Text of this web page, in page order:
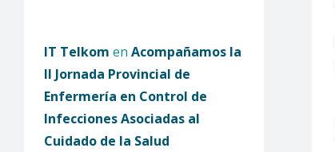
IT Telkom en Acompañamos la
II Jornada Provincial de
Enfermería en Control de
Infecciones Asociadas al
Cuidado de la Salud